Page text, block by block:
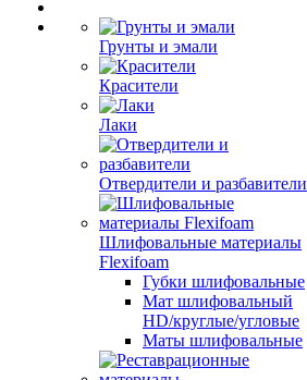
Грунты и эмали
Красители
Лаки
Отвердители и разбавители
Шлифовальные материалы
Flexifoam
Губки шлифовальные
Мат шлифовальный
HD/круглые/угловые
Маты шлифовальные